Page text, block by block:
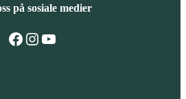
på sosiale medier
Følg oss på Facebook
Følg oss på Instagram
Følg oss på YouTube